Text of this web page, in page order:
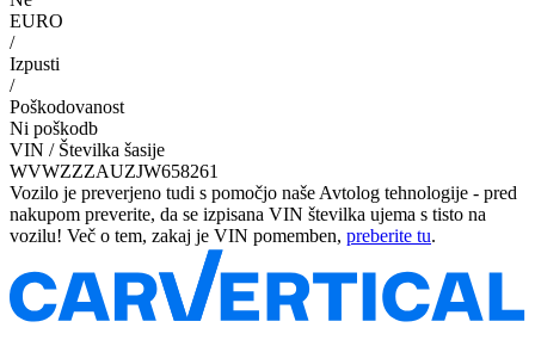
EURO
/
Izpusti
/
Poškodovanost
Ni poškodb
VIN / Številka šasije
WVWZZZAUZJW658261
Vozilo je preverjeno tudi s pomočjo naše Avtolog tehnologije - pred
nakupom preverite, da se izpisana VIN številka ujema s tisto na
vozilu! Več o tem, zakaj je VIN pomemben, preberite tu.